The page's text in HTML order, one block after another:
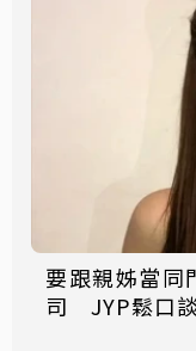
要跟親姊當同
司 JYP鬆口